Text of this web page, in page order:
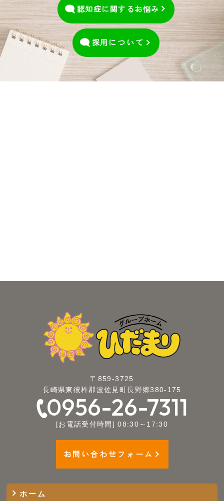
認知症に関するお悩み
採用 について
〒859-3725
長崎県東彼杵郡波佐見町長野郷380-175
0956-26-7311
[お電話受付時間] 08:30～17:30
お問い合わせフォーム
ホーム